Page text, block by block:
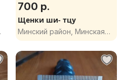
700 р.
Щенки ши- тцу
Минский район, Минская
обл.